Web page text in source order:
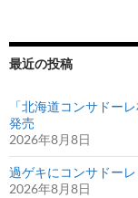
最近の投稿
「北海道コンサドー
発売
2026年8月8日
過ゲキにコンサドー
2026年8月8日